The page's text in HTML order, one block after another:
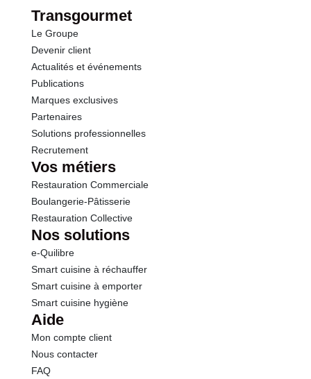
Sel
Transgourmet
Le Groupe
Devenir client
Actualités et événements
Publications
Marques exclusives
Partenaires
Solutions professionnelles
Recrutement
Vos métiers
Restauration Commerciale
Boulangerie-Pâtisserie
Restauration Collective
Nos solutions
e-Quilibre
Smart cuisine à réchauffer
Smart cuisine à emporter
Smart cuisine hygiène
Aide
Mon compte client
Nous contacter
FAQ